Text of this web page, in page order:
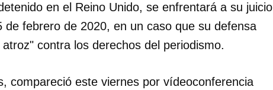
en el Reino Unido, se enfrentará a su juicio
febrero de 2020, en un caso que su defensa
contra los derechos del periodismo.
compareció este viernes por vídeoconferencia